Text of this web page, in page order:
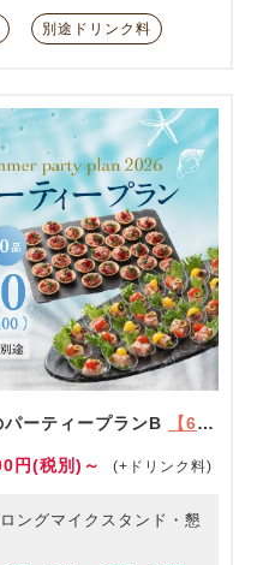
別途ドリンク料
パーティープランB 【6/1～9/30限定】
円(税別)～ (+ドリンク料)
ングマイクスタンド・懇